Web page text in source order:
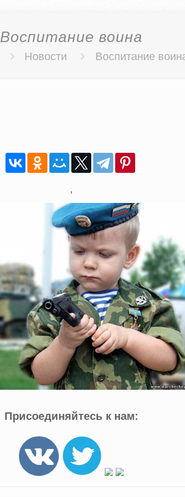
Воспитание воина
Новости Воспитание
,
Присоединяйтесь к нам: